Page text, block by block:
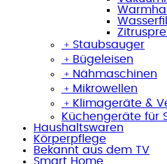
﹢ Staubsauger
﹢ Bügeleisen
﹢ Nähmaschinen
﹢ Mikrowellen
﹢ Klimageräte &
Küchengeräte für
Haushaltswaren
Körperpflege
Bekannt aus dem TV
Smart Home